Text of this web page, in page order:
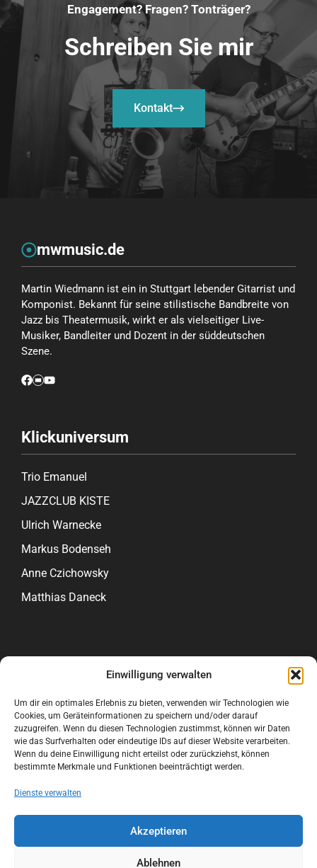
Einwilligung verwalten
Um dir ein optimales Erlebnis zu bieten, verwenden wir Technologien wie
Cookies, um Geräteinformationen zu speichern und/oder darauf
zuzugreifen. Wenn du diesen Technologien zustimmst, können wir Daten
wie das Surfverhalten oder eindeutige IDs auf dieser Website verarbeiten.
Wenn du deine Einwilligung nicht erteilst oder zurückziehst, können
bestimmte Merkmale und Funktionen beeinträchtigt werden.
Dienste verwalten
Akzeptieren
Ablehnen
Engagement? Fragen? Tonträger?
Schreiben Sie mir
Kontakt
mwmusic.de
Martin Wiedmann ist ein in Stuttgart lebender Gitarrist und
Komponist. Bekannt für seine stilistische Bandbreite von
Jazz bis Theatermusik, wirkt er als vielseitiger Live-
Musiker, Bandleiter und Dozent in der süddeutschen
Szene.
Klickuniversum
Trio Emanuel
JAZZCLUB KISTE
Ulrich Warnecke
Markus Bodenseh
Anne Czichowsky
Matthias Daneck
Diese Seite bekommt ein neues
Arrangement
5. Dezember 2025
Anne Czichowsky Quintett
©2026 Martin Wiedmann
Cookie-Richtlinie